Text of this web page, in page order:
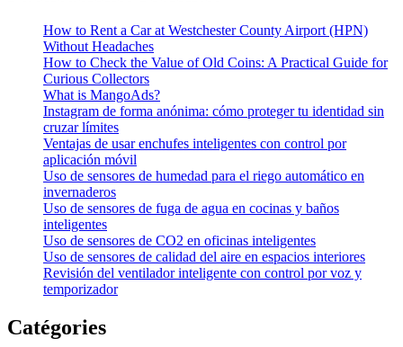
How to Rent a Car at Westchester County Airport (HPN)
Without Headaches
How to Check the Value of Old Coins: A Practical Guide for
Curious Collectors
What is MangoAds?
Instagram de forma anónima: cómo proteger tu identidad sin
cruzar límites
Ventajas de usar enchufes inteligentes con control por
aplicación móvil
Uso de sensores de humedad para el riego automático en
invernaderos
Uso de sensores de fuga de agua en cocinas y baños
inteligentes
Uso de sensores de CO2 en oficinas inteligentes
Uso de sensores de calidad del aire en espacios interiores
Revisión del ventilador inteligente con control por voz y
temporizador
Catégories